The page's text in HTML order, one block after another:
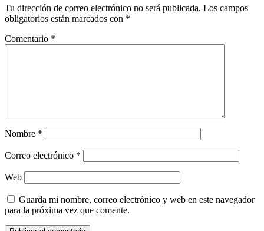
Tu dirección de correo electrónico no será publicada. Los campos
obligatorios están marcados con *
Comentario *
Nombre *
Correo electrónico *
Web
Guarda mi nombre, correo electrónico y web en este navegador
para la próxima vez que comente.